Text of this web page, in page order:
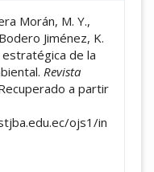
Morán, M. Y.,
Jiménez, K.
estratégica de la
Revista
a partir
ojs1/in